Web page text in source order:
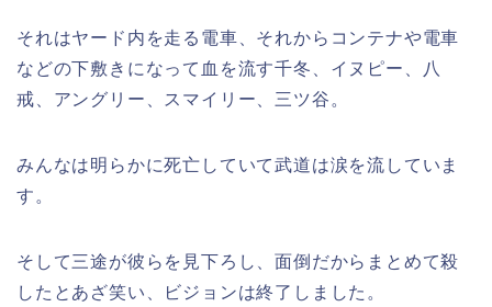
それはヤード内を走る電車、それからコンテナや電車
などの下敷きになって血を流す千冬、イヌピー、八
戒、アングリー、スマイリー、三ツ谷。
みんなは明らかに死亡していて武道は涙を流していま
す。
そして三途が彼らを見下ろし、面倒だからまとめて殺
したとあざ笑い、ビジョンは終了しました。